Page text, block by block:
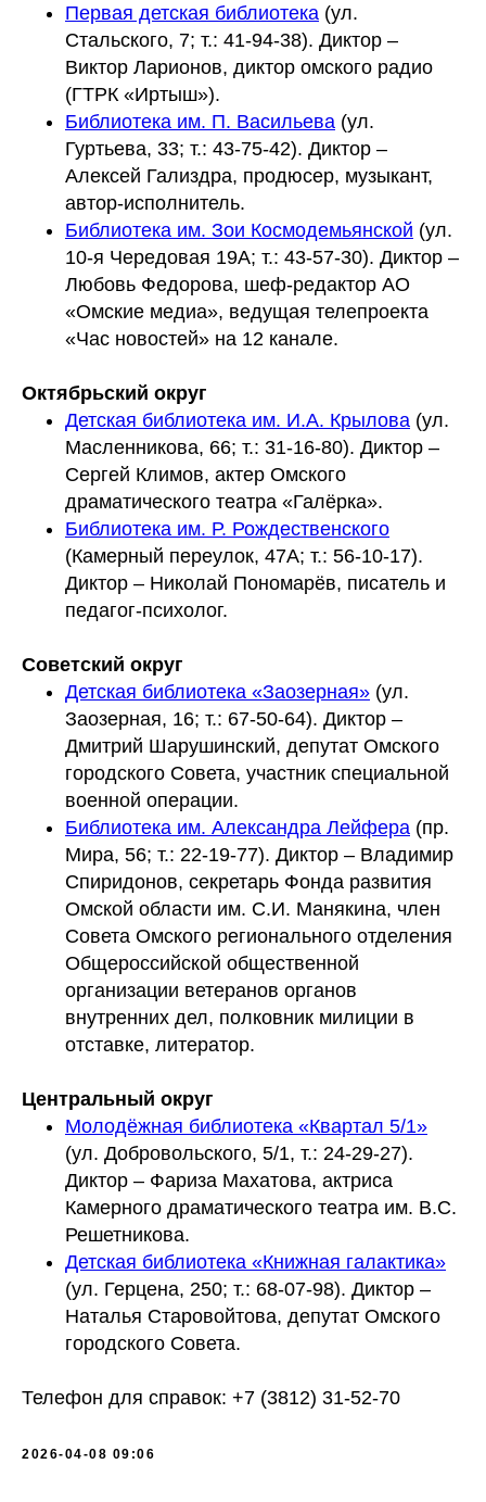
Первая детская библиотека (ул.
Стальского, 7; т.: 41-94-38). Диктор –
Виктор Ларионов, диктор омского радио
(ГТРК «Иртыш»).
Библиотека им. П. Васильева (ул.
Гуртьева, 33; т.: 43-75-42). Диктор –
Алексей Гализдра, продюсер, музыкант,
автор-исполнитель.
Библиотека им. Зои Космодемьянской (ул.
10-я Чередовая 19А; т.: 43-57-30). Диктор –
Любовь Федорова, шеф-редактор АО
«Омские медиа», ведущая телепроекта
«Час новостей» на 12 канале.
Октябрьский округ
Детская библиотека им. И.А. Крылова (ул.
Масленникова, 66; т.: 31-16-80). Диктор –
Сергей Климов, актер Омского
драматического театра «Галёрка».
Библиотека им. Р. Рождественского
(Камерный переулок, 47А; т.: 56-10-17).
Диктор – Николай Пономарёв, писатель и
педагог-психолог.
Советский округ
Детская библиотека «Заозерная» (ул.
Заозерная, 16; т.: 67-50-64). Диктор –
Дмитрий Шарушинский, депутат Омского
городского Совета, участник специальной
военной операции.
Библиотека им. Александра Лейфера (пр.
Мира, 56; т.: 22-19-77). Диктор – Владимир
Спиридонов, секретарь Фонда развития
Омской области им. С.И. Манякина, член
Совета Омского регионального отделения
Общероссийской общественной
организации ветеранов органов
внутренних дел, полковник милиции в
отставке, литератор.
Центральный округ
Молодёжная библиотека «Квартал 5/1»
(ул. Добровольского, 5/1, т.: 24-29-27).
Диктор – Фариза Махатова, актриса
Камерного драматического театра им. В.С.
Решетникова.
Детская библиотека «Книжная галактика»
(ул. Герцена, 250; т.: 68-07-98). Диктор –
Наталья Старовойтова, депутат Омского
городского Совета.
Телефон для справок: +7 (3812) 31-52-70
2026-04-08 09:06